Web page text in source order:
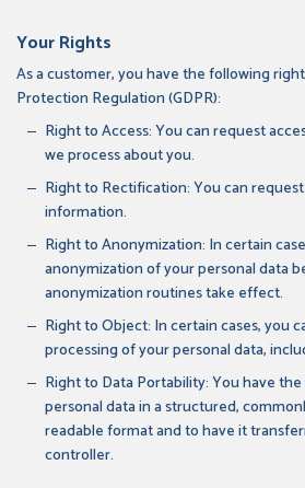
Your Rights
As a customer, you have the following
Protection Regulation (GDPR):
Right to Access: You can request
we process about you.
Right to Rectification: You can
information.
Right to Anonymization: In certain
anonymization of your personal data
anonymization routines take effect.
Right to Object: In certain cases, you
processing of your personal data,
Right to Data Portability: You have
personal data in a structured,
readable format and to have it
controller.